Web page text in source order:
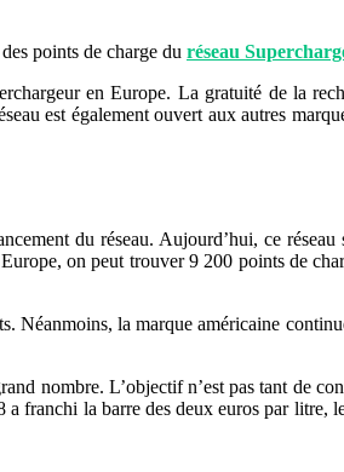
points de charge du réseau
en Europe. La gratuité de la
est également ouvert aux autres
du réseau. Aujourd’hui, ce réseau
on peut trouver 9 200 points de
la marque américaine
nombre. L’objectif n’est pas tant de
franchi la barre des deux euros par litre,